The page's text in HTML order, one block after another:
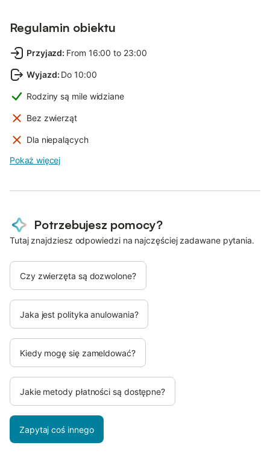
Regulamin obiektu
Przyjazd: From 16:00 to 23:00
Wyjazd: Do 10:00
Rodziny są mile widziane
Bez zwierząt
Dla niepalących
Pokaż więcej
Potrzebujesz pomocy?
Tutaj znajdziesz odpowiedzi na najczęściej zadawane pytania.
Czy zwierzęta są dozwolone?
Jaka jest polityka anulowania?
Kiedy mogę się zameldować?
Jakie metody płatności są dostępne?
Zapytaj coś innego